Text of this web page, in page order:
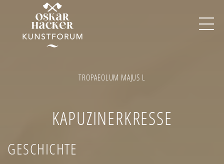
TROPAEOLUM MAJUS L
KAPUZINERKRESSE
GESCHICHTE